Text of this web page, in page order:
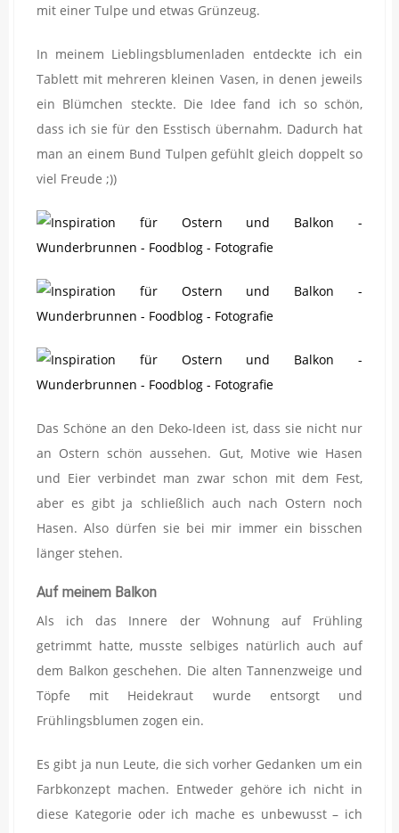
mit einer Tulpe und etwas Grünzeug.
In meinem Lieblingsblumenladen entdeckte ich ein
Tablett mit mehreren kleinen Vasen, in denen jeweils
ein Blümchen steckte. Die Idee fand ich so schön,
dass ich sie für den Esstisch übernahm. Dadurch hat
man an einem Bund Tulpen gefühlt gleich doppelt so
viel Freude ;))
Das Schöne an den Deko-Ideen ist, dass sie nicht nur
an Ostern schön aussehen. Gut, Motive wie Hasen
und Eier verbindet man zwar schon mit dem Fest,
aber es gibt ja schließlich auch nach Ostern noch
Hasen. Also dürfen sie bei mir immer ein bisschen
länger stehen.
Auf meinem Balkon
Als ich das Innere der Wohnung auf Frühling
getrimmt hatte, musste selbiges natürlich auch auf
dem Balkon geschehen. Die alten Tannenzweige und
Töpfe mit Heidekraut wurde entsorgt und
Frühlingsblumen zogen ein.
Es gibt ja nun Leute, die sich vorher Gedanken um ein
Farbkonzept machen. Entweder gehöre ich nicht in
diese Kategorie oder ich mache es unbewusst – ich